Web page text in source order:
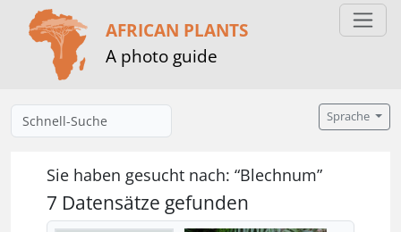
AFRICAN PLANTS
A photo guide
Sprache
Sie haben gesucht nach: “Blechnum”
7 Datensätze gefunden